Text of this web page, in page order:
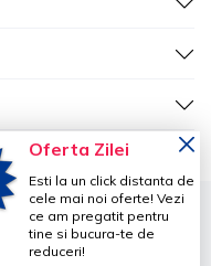
Oferta Zilei
Esti la un click distanta de
cele mai noi oferte! Vezi
ce am pregatit pentru
tine si bucura-te de
reduceri!